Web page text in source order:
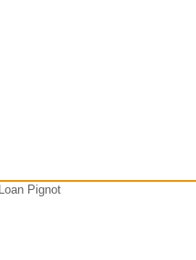
rénovation
Loan Pignot